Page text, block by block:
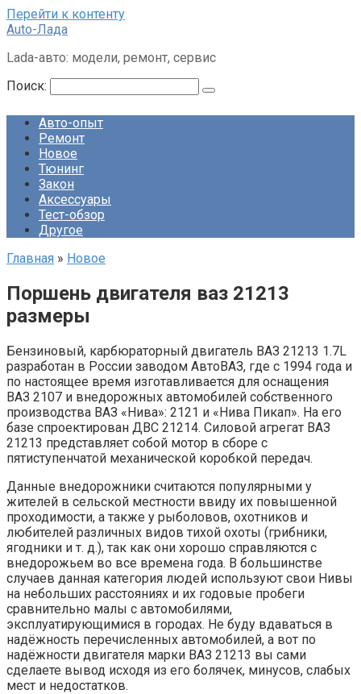
Перейти к контенту
Auto-Лада
Lada-авто: модели, ремонт, сервис
Поиск:
Авто-опыт
Ремонт
Новое
Тюнинг
Закон
Аксессуары
Тест-обзор
Другое
Главная » Новое
Поршень двигателя ваз 21213
размеры
Бензиновый, карбюраторный двигатель ВАЗ 21213 1.7L
разработан в России заводом АвтоВАЗ, где с 1994 года и
по настоящее время изготавливается для оснащения
ВАЗ 2107 и внедорожных автомобилей собственного
производства ВАЗ «Нива»: 2121 и «Нива Пикап». На его
базе спроектирован ДВС 21214. Силовой агрегат ВАЗ
21213 представляет собой мотор в сборе с
пятиступенчатой механической коробкой передач.
Данные внедорожники считаются популярными у
жителей в сельской местности ввиду их повышенной
проходимости, а также у рыболовов, охотников и
любителей различных видов тихой охоты (грибники,
ягодники и т. д.), так как они хорошо справляются с
внедорожьем во все времена года. В большинстве
случаев данная категория людей используют свои Нивы
на небольших расстояниях и их годовые пробеги
сравнительно малы с автомобилями,
эксплуатирующимися в городах. Не буду вдаваться в
надёжность перечисленных автомобилей, а вот по
надёжности двигателя марки ВАЗ 21213 вы сами
сделаете вывод исходя из его болячек, минусов, слабых
мест и недостатков.